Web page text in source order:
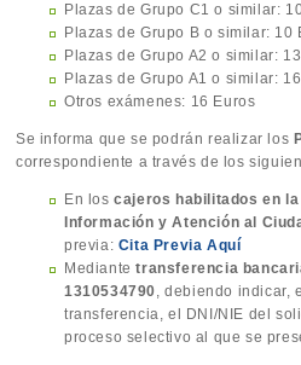
Plazas de Grupo C1 o similar:
Plazas de Grupo B o similar: 10
Plazas de Grupo A2 o similar:
Plazas de Grupo A1 o similar:
Otros exámenes: 16 Euros
Se informa que se podrán realizar los
correspondiente a través de los
En loscajeros habilitados en
Información y Atención al
previa: Cita Previa Aquí
Mediantetransferencia
1310534790, debiendo indicar,
transferencia, el DNI/NIE del
proceso selectivo al que se